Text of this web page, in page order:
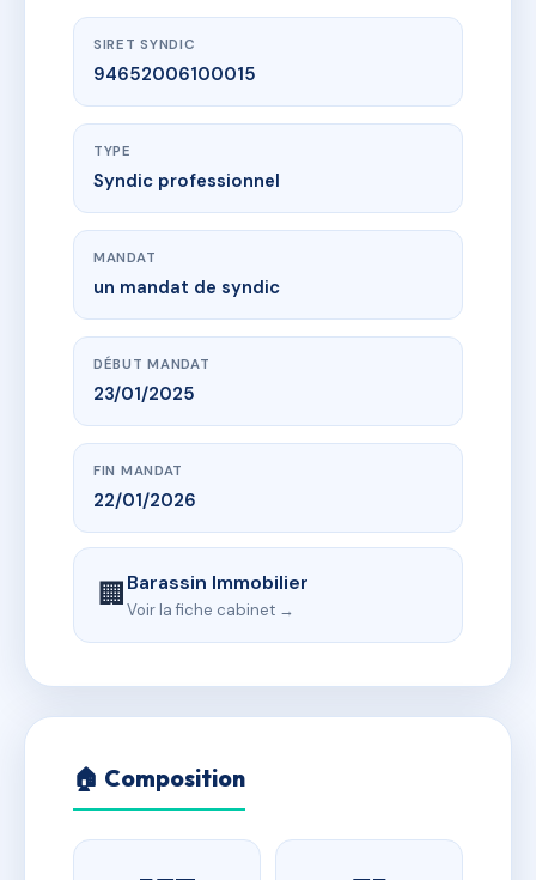
SIRET SYNDIC
94652006100015
TYPE
Syndic professionnel
MANDAT
un mandat de syndic
DÉBUT MANDAT
23/01/2025
FIN MANDAT
22/01/2026
🏢Barassin Immobilier
Voir la fiche cabinet →
🏠 Composition